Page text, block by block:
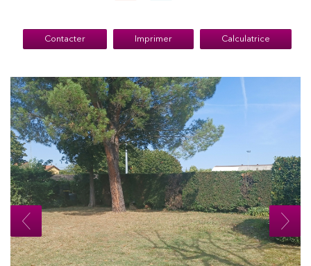
Contacter Imprimer Calculatrice